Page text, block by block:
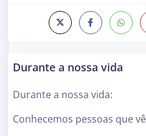
Durante a nossa vida
Durante a nossa vida:
Conhecemos pessoas que